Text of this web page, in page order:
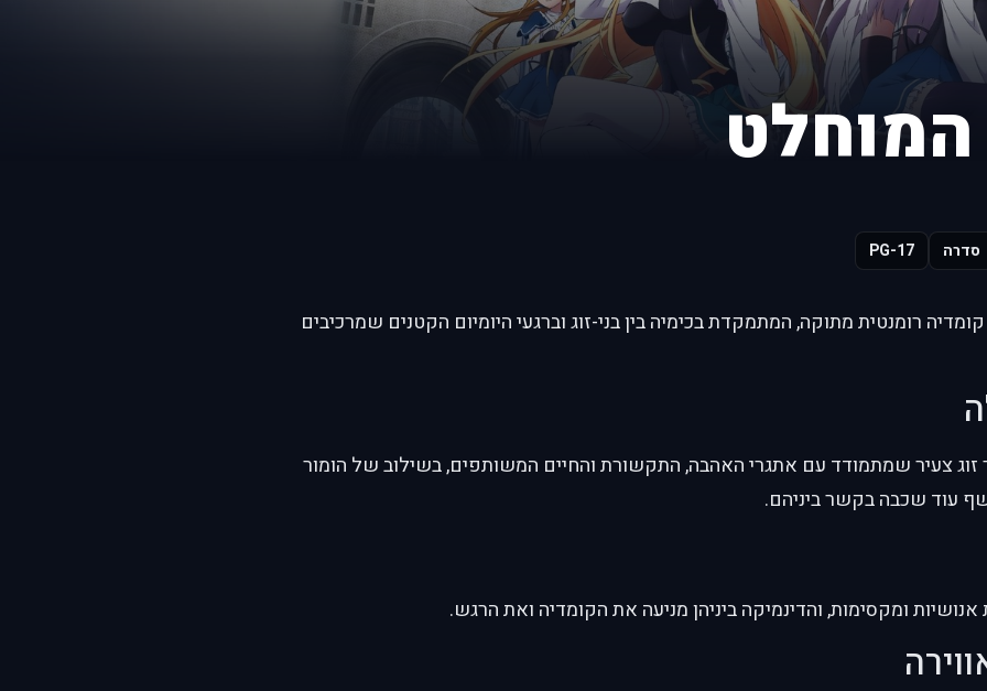
המוחלט
סדרה PG-17
רומנטית מתוקה, המתמקדת בכימיה בין בני-זוג וברגעי היומיום הקטנים שמרכיבים
זוג צעיר שמתמודד עם אתגרי האהבה, התקשורת והחיים המשותפים, בשילוב של הומור
עוד שכבה בקשר ביניהם.
אנושיות ומקסימות, והדינמיקה ביניהן מניעה את הקומדיה ואת הרגש.